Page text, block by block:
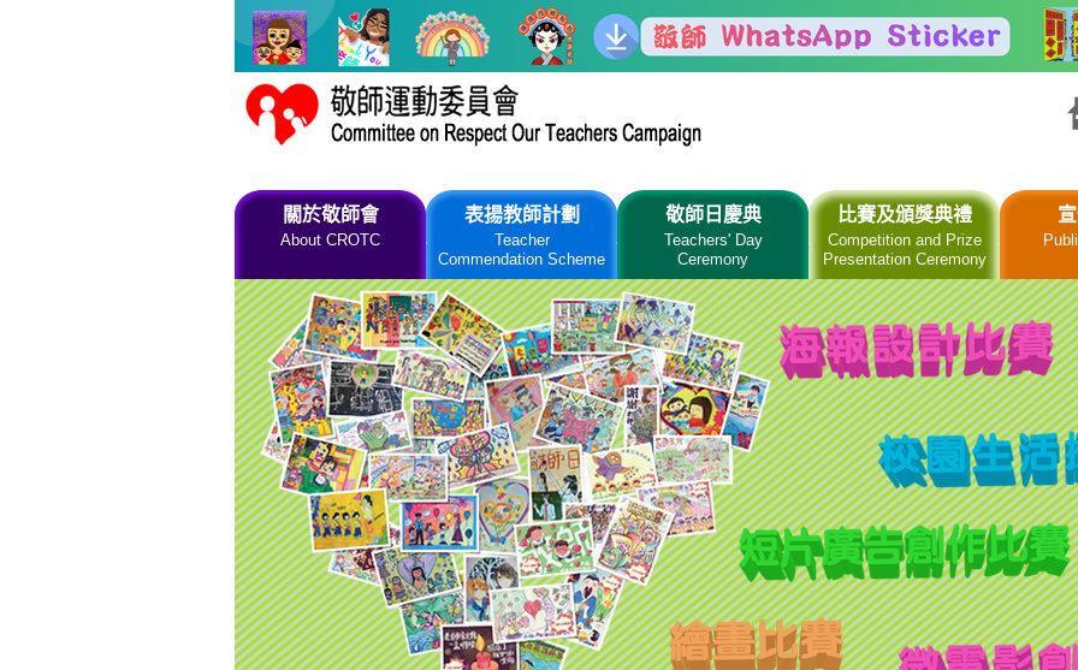
關於敬師會
About CROTC
表揚教師計劃
Teacher
Commendation Scheme
敬師日慶典
Teachers' Day
Ceremony
比賽及頒獎典禮
Competition and Prize
Presentation Ceremony